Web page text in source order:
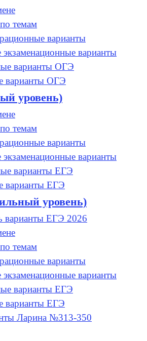
темам
варианты
варианты
варианты ОГЭ
варианты ОГЭ
уровень)
темам
варианты
варианты
варианты ЕГЭ
варианты ЕГЭ
уровень)
варианты ЕГЭ 2026
темам
варианты
варианты
варианты ЕГЭ
варианты ЕГЭ
Ларина №313-350